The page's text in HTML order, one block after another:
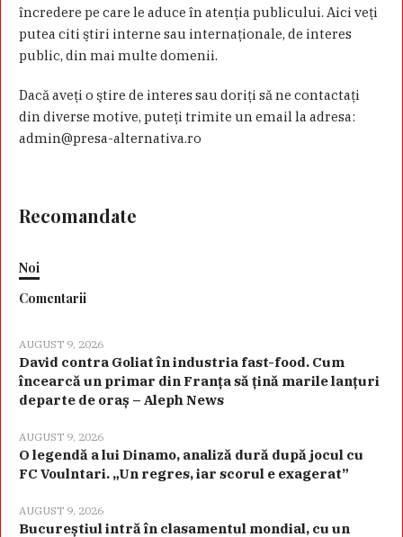
încredere pe care le aduce în atenţia publicului. Aici veţi
putea citi ştiri interne sau internaţionale, de interes
public, din mai multe domenii.
Dacă aveţi o ştire de interes sau doriţi să ne contactaţi
din diverse motive, puteţi trimite un email la adresa:
admin@presa-alternativa.ro
Recomandate
Noi
Comentarii
AUGUST 9, 2026
David contra Goliat în industria fast-food. Cum
încearcă un primar din Franța să țină marile lanțuri
departe de oraș – Aleph News
AUGUST 9, 2026
O legendă a lui Dinamo, analiză dură după jocul cu
FC Voulntari. „Un regres, iar scorul e exagerat”
AUGUST 9, 2026
Bucureștiul intră în clasamentul mondial, cu un